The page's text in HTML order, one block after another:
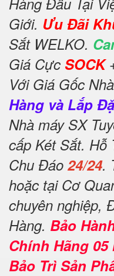
Giới. Ưu Đãi
Sắt WELKO.
Giá Cực SOCK
Với Giá Gốc
Hàng và Lắp
Nhà máy SX
cấp Két Sắt. Hỗ
Chu Đáo 24/24.
hoặc tại Cơ
chuyên nghiệp,
Hàng. Bảo
Chính Hãng 05
Bảo Trì Sản